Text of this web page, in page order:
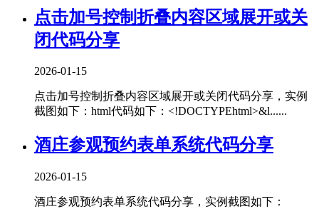
点击加号控制折叠内容区域展开或关
闭代码分享
2026-01-15
点击加号控制折叠内容区域展开或关闭代码分享，实例
截图如下：html代码如下：<!DOCTYPEhtml>&l......
酒庄参观预约表单系统代码分享
2026-01-15
酒庄参观预约表单系统代码分享，实例截图如下：